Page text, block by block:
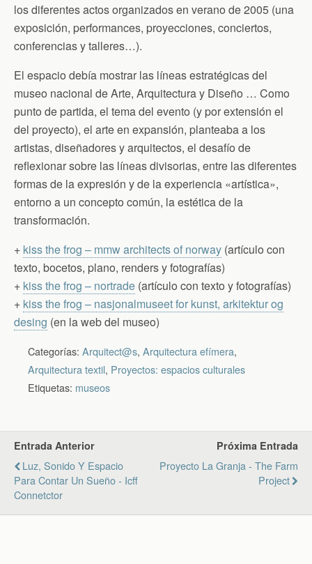
los diferentes actos organizados en verano de 2005 (una
exposición, performances, proyecciones, conciertos,
conferencias y talleres…).
El espacio debía mostrar las líneas estratégicas del
museo nacional de Arte, Arquitectura y Diseño … Como
punto de partida, el tema del evento (y por extensión el
del proyecto), el arte en expansión, planteaba a los
artistas, diseñadores y arquitectos, el desafío de
reflexionar sobre las líneas divisorias, entre las diferentes
formas de la expresión y de la experiencia «artística»,
entorno a un concepto común, la estética de la
transformación.
+ kiss the frog – mmw architects of norway (artículo con
texto, bocetos, plano, renders y fotografías)
+ kiss the frog – nortrade (artículo con texto y fotografías)
+ kiss the frog – nasjonalmuseet for kunst, arkitektur og
desing (en la web del museo)
Categorías: Arquitect@s, Arquitectura efímera,
Arquitectura textil, Proyectos: espacios culturales
Etiquetas: museos
Entrada Anterior
Luz, Sonido Y Espacio
Para Contar Un Sueño - Icff
Connetctor
Próxima Entrada
Proyecto La Granja - The Farm
Project